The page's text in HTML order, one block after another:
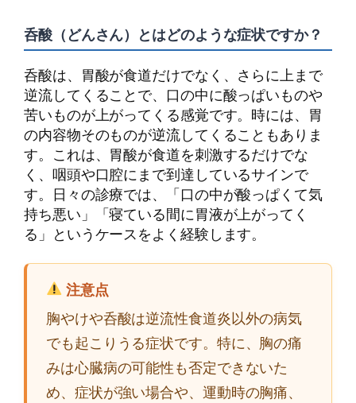
呑酸（どんさん）とはどのような症状ですか？
呑酸は、胃酸が食道だけでなく、さらに上まで
逆流してくることで、口の中に酸っぱいものや
苦いものが上がってくる感覚です。時には、胃
の内容物そのものが逆流してくることもありま
す。これは、胃酸が食道を刺激するだけでな
く、咽頭や口腔にまで到達しているサインで
す。日々の診療では、「口の中が酸っぱくて気
持ち悪い」「寝ている間に胃液が上がってく
る」というケースをよく経験します。
注意点
胸やけや呑酸は逆流性食道炎以外の病気
でも起こりうる症状です。特に、胸の痛
みは心臓病の可能性も否定できないた
め、症状が強い場合や、運動時の胸痛、